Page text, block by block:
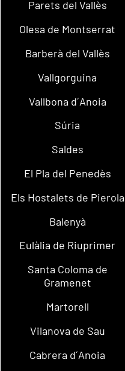
Parets del Vallès
Olesa de Montserrat
Barberà del Vallès
Vallgorguina
Vallbona d´Anoia
Súria
Saldes
El Pla del Penedès
Els Hostalets de Pierola
Balenyà
Eulàlia de Riuprimer
Santa Coloma de
Gramenet
Martorell
Vilanova de Sau
Cabrera d´Anoia